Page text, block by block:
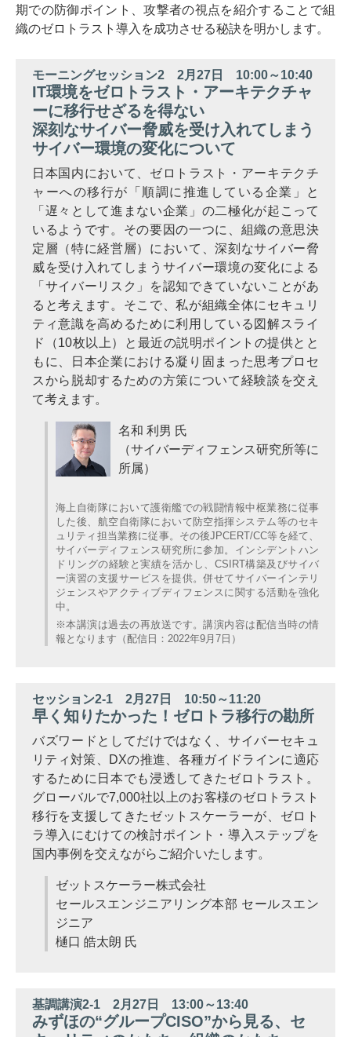
期での防御ポイント、攻撃者の視点を紹介することで組
織のゼロトラスト導入を成功させる秘訣を明かします。
モーニングセッション2 2月27日 10:00～10:40
IT環境をゼロトラスト・アーキテクチャ
ーに移行せざるを得ない
深刻なサイバー脅威を受け入れてしまう
サイバー環境の変化について
日本国内において、ゼロトラスト・アーキテクチ
ャーへの移行が「順調に推進している企業」と
「遅々として進まない企業」の二極化が起こって
いるようです。その要因の一つに、組織の意思決
定層（特に経営層）において、深刻なサイバー脅
威を受け入れてしまうサイバー環境の変化による
「サイバーリスク」を認知できていないことがあ
ると考えます。そこで、私が組織全体にセキュリ
ティ意識を高めるために利用している図解スライ
ド（10枚以上）と最近の説明ポイントの提供とと
もに、日本企業における凝り固まった思考プロセ
スから脱却するための方策について経験談を交え
て考えます。
名和 利男 氏
（サイバーディフェンス研究所等に
所属）
海上自衛隊において護衛艦での戦闘情報中枢業務に従事
した後、航空自衛隊において防空指揮システム等のセキ
ュリティ担当業務に従事。その後JPCERT/CC等を経て、
サイバーディフェンス研究所に参加。インシデントハン
ドリングの経験と実績を活かし、CSIRT構築及びサイバ
ー演習の支援サービスを提供。併せてサイバーインテリ
ジェンスやアクティブディフェンスに関する活動を強化
中。
※本講演は過去の再放送です。講演内容は配信当時の情
報となります（配信日：2022年9月7日）
セッション2-1 2月27日 10:50～11:20
早く知りたかった！ゼロトラ移行の勘所
バズワードとしてだけではなく、サイバーセキュ
リティ対策、DXの推進、各種ガイドラインに適応
するために日本でも浸透してきたゼロトラスト。
グローバルで7,000社以上のお客様のゼロトラスト
移行を支援してきたゼットスケーラーが、ゼロト
ラ導入にむけての検討ポイント・導入ステップを
国内事例を交えながらご紹介いたします。
ゼットスケーラー株式会社
セールスエンジニアリング本部 セールスエン
ジニア
樋口 皓太朗 氏
基調講演2-1 2月27日 13:00～13:40
みずほの“グループCISO”から見る、セ